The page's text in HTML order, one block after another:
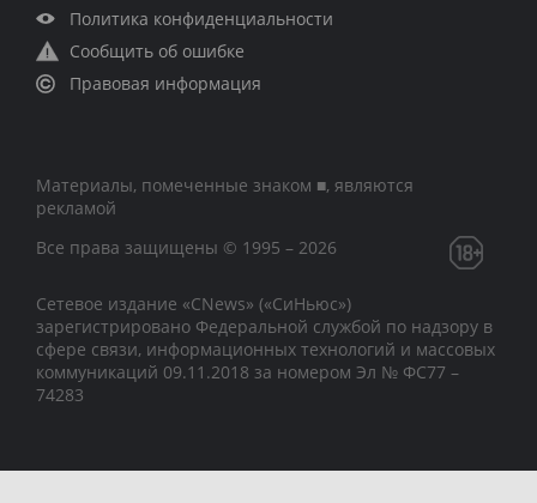
Политика конфиденциальности
Сообщить об ошибке
Правовая информация
Материалы, помеченные знаком ■, являются
рекламой
Все права защищены © 1995 – 2026
Сетевое издание «CNews» («СиНьюс»)
зарегистрировано Федеральной службой по надзору в
сфере связи, информационных технологий и массовых
коммуникаций 09.11.2018 за номером Эл № ФС77 –
74283